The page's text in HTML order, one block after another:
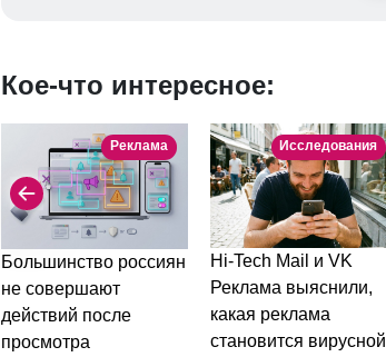
Кое-что интересное:
Реклама
Большинство россиян
не совершают
действий после
просмотра
Исследования
Hi-Tech Mail и VK
Реклама выяснили,
какая реклама
становится вирусной